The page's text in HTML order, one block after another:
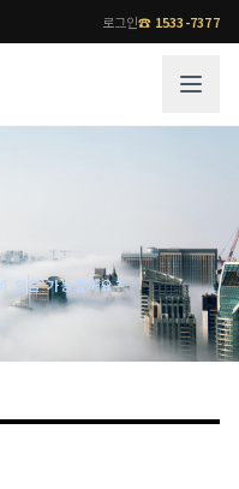
로그인☎ 1533-7377
기업 인사이트
사례분석/최신동향
법률지식인
인출 가능할까요?